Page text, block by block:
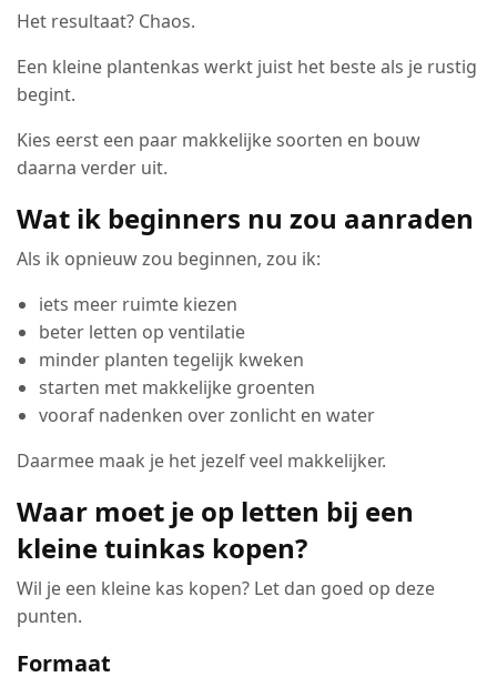
Het resultaat? Chaos.
Een kleine plantenkas werkt juist het beste als je rustig
begint.
Kies eerst een paar makkelijke soorten en bouw
daarna verder uit.
Wat ik beginners nu zou aanraden
Als ik opnieuw zou beginnen, zou ik:
iets meer ruimte kiezen
beter letten op ventilatie
minder planten tegelijk kweken
starten met makkelijke groenten
vooraf nadenken over zonlicht en water
Daarmee maak je het jezelf veel makkelijker.
Waar moet je op letten bij een
kleine tuinkas kopen?
Wil je een kleine kas kopen? Let dan goed op deze
punten.
Formaat